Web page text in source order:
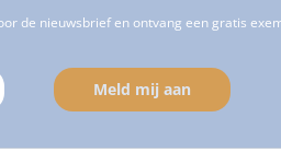
de nieuwsbrief en ontvang een gratis